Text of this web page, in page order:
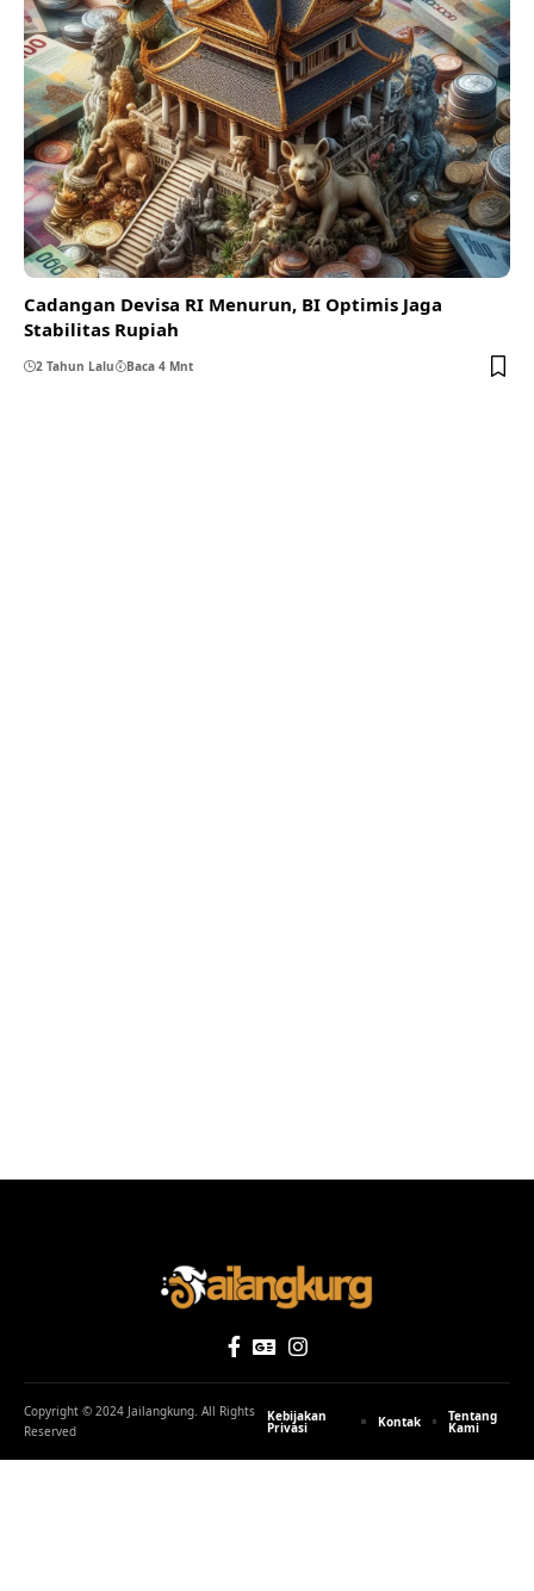
Cadangan Devisa RI Menurun, BI Optimis Jaga
Stabilitas Rupiah
2 Tahun Lalu Baca 4 Mnt
Copyright © 2024 Jailangkung. All Rights
Reserved
Kebijakan
Privasi Kontak Tentang
Kami